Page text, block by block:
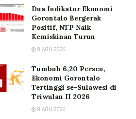
Dua Indikator Ekonomi
Gorontalo Bergerak
Positif, NTP Naik
Kemiskinan Turun
8 AGU 2026
Tumbuh 6,20 Persen,
Ekonomi Gorontalo
Tertinggi se-Sulawesi di
Triwulan II 2026
8 AGU 2026